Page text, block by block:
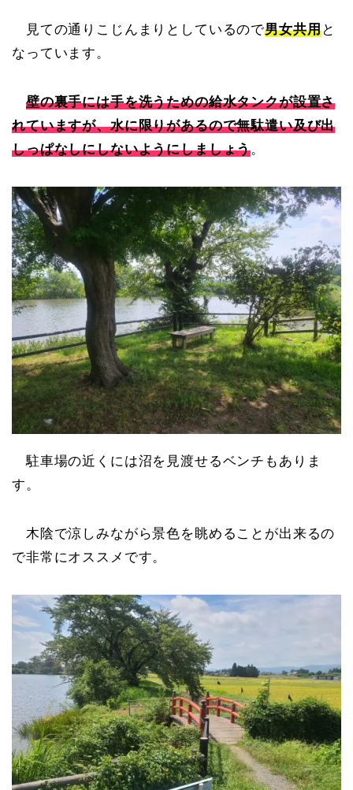
見ての通りこじんまりとしているので男女共用と
なっています。
壁の裏手には手を洗うための給水タンクが設置さ
れていますが、水に限りがあるので無駄遣い及び出
しっぱなしにしないようにしましょう。
駐車場の近くには沼を見渡せるベンチもありま
す。
木陰で涼しみながら景色を眺めることが出来るの
で非常にオススメです。